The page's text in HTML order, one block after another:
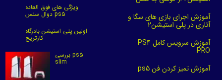
آموزش اجرای بازی های سگا و
آتاری در پلی استیشن2
آموزش سرویس کامل PS4
PRO
آموزش تمیز کردن فن ps5
ویژگی های فوق العاده
دوال سنس ps5
اولین پلی استیشن بادرگاه
کارتریج
بررسی ps5
slim